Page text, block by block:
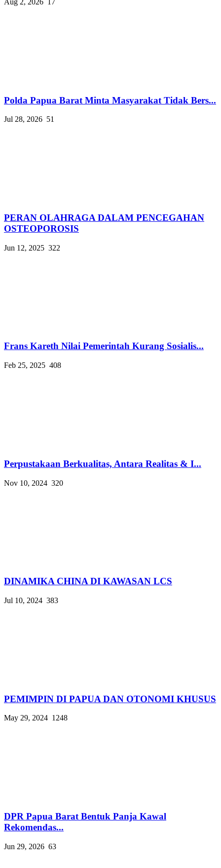
Polda Papua Barat Minta Masyarakat Tidak Bers...
Jul 28, 2026 51
PERAN OLAHRAGA DALAM PENCEGAHAN
OSTEOPOROSIS
Jun 12, 2025 322
Frans Kareth Nilai Pemerintah Kurang Sosialis...
Feb 25, 2025 408
Perpustakaan Berkualitas, Antara Realitas & I...
Nov 10, 2024 320
DINAMIKA CHINA DI KAWASAN LCS
Jul 10, 2024 383
PEMIMPIN DI PAPUA DAN OTONOMI KHUSUS
May 29, 2024 1248
DPR Papua Barat Bentuk Panja Kawal
Rekomendas...
Jun 29, 2026 63